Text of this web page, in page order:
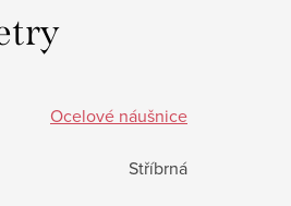
Ocelové náušnice
Stříbrná